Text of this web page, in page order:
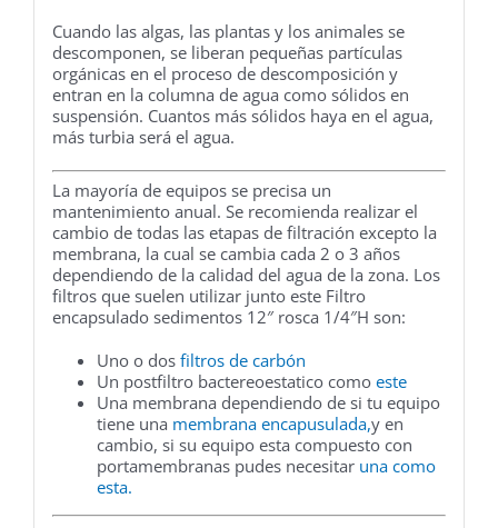
Cuando las algas, las plantas y los animales se
descomponen, se liberan pequeñas partículas
orgánicas en el proceso de descomposición y
entran en la columna de agua como sólidos en
suspensión. Cuantos más sólidos haya en el agua,
más turbia será el agua.
La mayoría de equipos se precisa un
mantenimiento anual. Se recomienda realizar el
cambio de todas las etapas de filtración excepto la
membrana, la cual se cambia cada 2 o 3 años
dependiendo de la calidad del agua de la zona. Los
filtros que suelen utilizar junto este Filtro
encapsulado sedimentos 12″ rosca 1/4″H son:
Uno o dos filtros de carbón
Un postfiltro bactereoestatico como este
Una membrana dependiendo de si tu equipo
tiene una membrana encapusulada,y en
cambio, si su equipo esta compuesto con
portamembranas pudes necesitar una como
esta.